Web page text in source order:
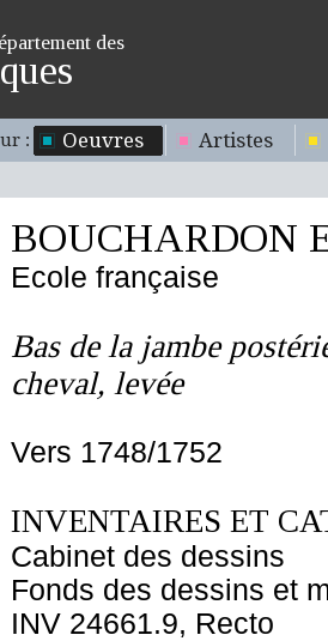
des
: Oeuvres Artistes
BOUCHARDON
Ecole française
Bas de la jambe
cheval, levée
Vers 1748/1752
INVENTAIRES ET
Cabinet des dessins
Fonds des dessins et
INV 24661.9, Recto